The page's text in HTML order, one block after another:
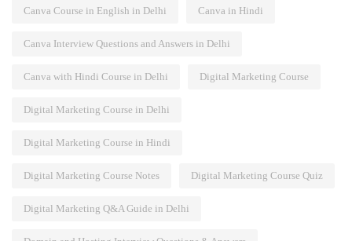
Canva Course in English in Delhi Canva in Hindi
Canva Interview Questions and Answers in Delhi
Canva with Hindi Course in Delhi Digital Marketing Course
Digital Marketing Course in Delhi
Digital Marketing Course in Hindi
Digital Marketing Course Notes Digital Marketing Course Quiz
Digital Marketing Q&A Guide in Delhi